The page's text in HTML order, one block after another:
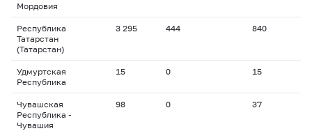
Мордовия
Республика
Татарстан
(Татарстан)
3 295 444 840
Удмуртская
Республика
15 0 15
Чувашская
Республика -
Чувашия
98 0 37